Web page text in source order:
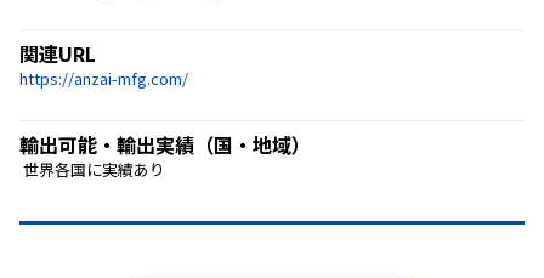
関連URL
https://anzai-mfg.com/
輸出可能・輸出実績（国・地域）
世界各国に実績あり